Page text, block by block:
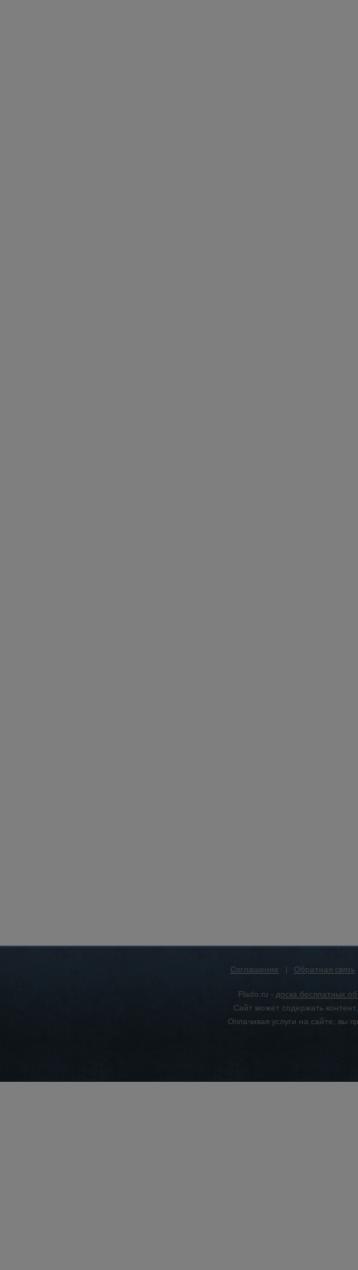
Соглашение | Обратная связь
Flado.ru - доска бесплатных
Сайт может содержать
Оплачивая услуги на сайте, вы